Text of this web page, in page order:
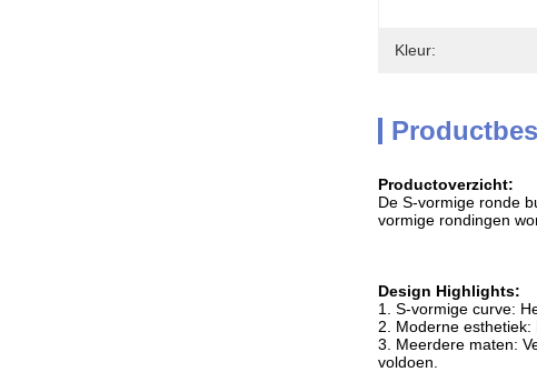
Kleur:
Productoverzicht:
De S-vormige ronde
vormige rondingen
Design Highlights:
1. S-vormige curve:
2. Moderne
3. Meerdere maten:
voldoen.